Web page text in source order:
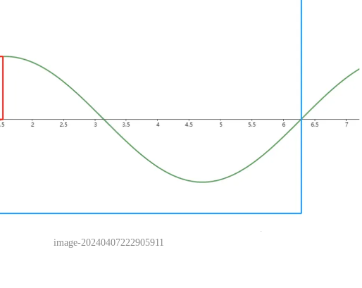
image-20240407222905911